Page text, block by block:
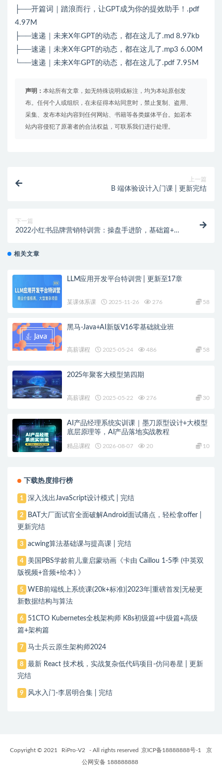
├──开篇词｜踏浪而行，让GPT成为你的提效助手！.pdf
4.97M
├──速递｜未来X年GPT的动态，都在这儿了.md 8.97kb
├──速递｜未来X年GPT的动态，都在这儿了.mp3 6.00M
└──速递｜未来X年GPT的动态，都在这儿了.pdf 7.95M
声明： 本站所有文章，如无特殊说明或标注，均为本站原创发
布。任何个人或组织，在未征得本站同意时，禁止复制、盗用、
采集、发布本站内容到任何网站、书籍等各类媒体平台。如若本
站内容侵犯了原著者的合法权益，可联系我们进行处理。
上一篇
B 端体验设计入门课 | 更新完结
下一篇
2022小红书品牌营销特训营：操盘手进阶，基础篇+执
相关文章
LLM应用开发平台特训营 | 更新至17章
某课体系课 2025-11-26 276 58
黑马-Java+AI新版V16零基础就业班
高薪课程 2025-05-24 486 58
2025年聚客大模型第四期
高薪课程 2025-05-22 276 30
AI产品经理系统实训课｜墨刀原型设计+大模型
底层原理等，AI产品落地实战教程
精品课程 2026-08-07 20 10
下载热度排行榜
1 深入浅出JavaScript设计模式 | 完结
2
BAT大厂面试官全面破解Android面试痛点，轻松拿offer |
更新完结
3 acwing算法基础课与提高课 | 完结
4
美国PBS学龄前儿童启蒙动画《卡由 Caillou 1-5季 (中英双
版视频+音频+绘本) 》
5
WEB前端线上系统课(20k+标准)|2023年|重磅首发|无秘更
新数据结构与算法
6
51CTO Kubernetes全栈架构师 K8s初级篇+中级篇+高级
篇+架构篇
7 马士兵云原生架构师2024
8
最新 React 技术栈，实战复杂低代码项目-仿问卷星 | 更新
完结
9 风水入门-李居明合集 | 完结
Copyright © 2021 RiPro-V2 - All rights reserved 京ICP备18888888号-1
京
公网安备 188888888